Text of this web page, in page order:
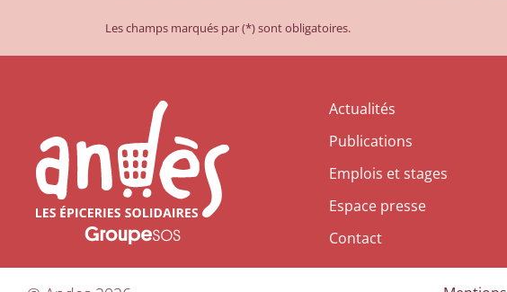
Les champs marqués par (*) sont obligatoires.
Actualités
Publications
Emplois et stages
Espace presse
Contact